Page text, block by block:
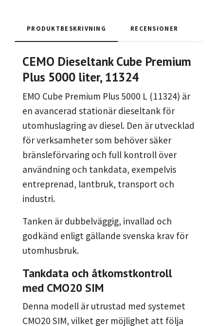
PRODUKTBESKRIVNING RECENSIONER
CEMO Dieseltank Cube Premium
Plus 5000 liter, 11324
EMO Cube Premium Plus 5000 L (11324) är
en avancerad stationär dieseltank för
utomhuslagring av diesel. Den är utvecklad
för verksamheter som behöver säker
bränsleförvaring och full kontroll över
användning och tankdata, exempelvis
entreprenad, lantbruk, transport och
industri.
Tanken är dubbelväggig, invallad och
godkänd enligt gällande svenska krav för
utomhusbruk.
Tankdata och åtkomstkontroll
med CMO20 SIM
Denna modell är utrustad med systemet
CMO20 SIM, vilket ger möjlighet att följa